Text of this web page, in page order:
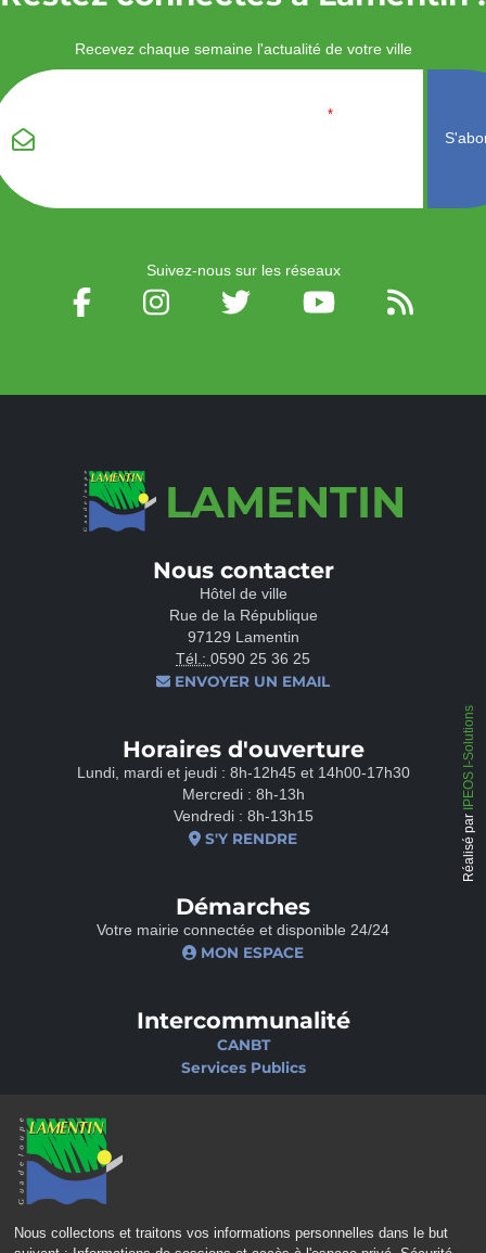
Nous collectons et traitons vos informations personnelles dans le but
LAMENTIN
Nous contacter
Hôtel de ville
Rue de la République
97129 Lamentin
Tél.: 0590 25 36 25
ENVOYER UN EMAIL
Horaires d'ouverture
Lundi, mardi et jeudi : 8h-12h45 et 14h00-17h30
Mercredi : 8h-13h
Vendredi : 8h-13h15
S'Y RENDRE
Démarches
Votre mairie connectée et disponible 24/24
MON ESPACE
Intercommunalité
CANBT
Services Publics
Ciné-Théâtre
Recevez chaque semaine l'actualité de votre ville
*
Suivez-nous sur les réseaux
Réalisé par
IPEOS I-Solutions